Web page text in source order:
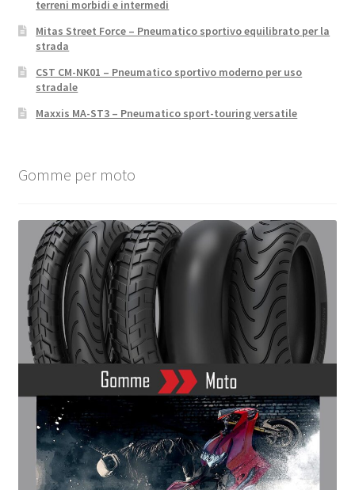
terreni morbidi e intermedi
Mitas Street Force – Pneumatico sportivo equilibrato per la
strada
CST CM-NK01 – Pneumatico sportivo moderno per uso
stradale
Maxxis MA-ST3 – Pneumatico sport-touring versatile
Gomme per moto